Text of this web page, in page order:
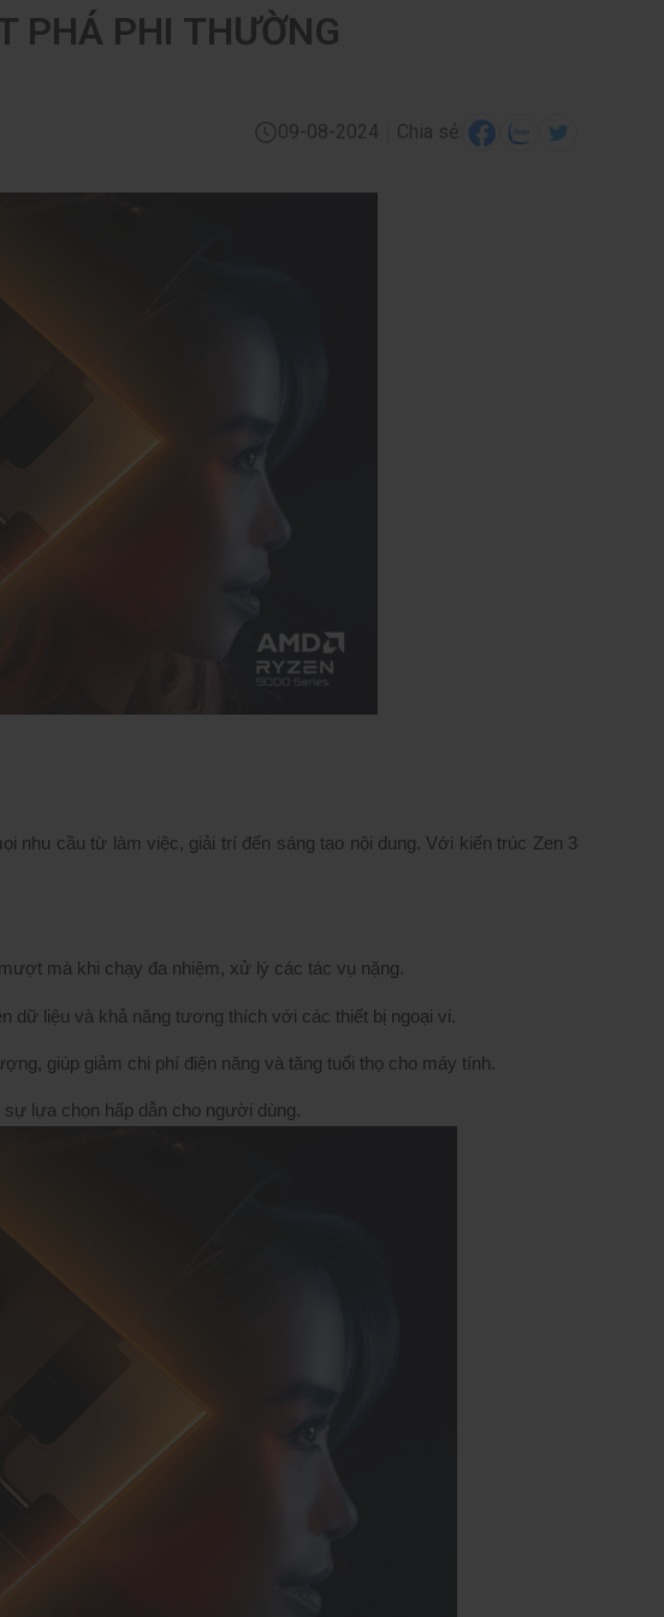
PHÁ PHI THƯỜNG
09-08-2024 Chia sẻ:
nhu cầu từ làm việc, giải trí đến sáng tạo nội dung. Với kiến trúc Zen 3
mà khi chạy đa nhiệm, xử lý các tác vụ nặng.
dữ liệu và khả năng tương thích với các thiết bị ngoại vi.
giúp giảm chi phí điện năng và tăng tuổi thọ cho máy tính.
lựa chọn hấp dẫn cho người dùng.